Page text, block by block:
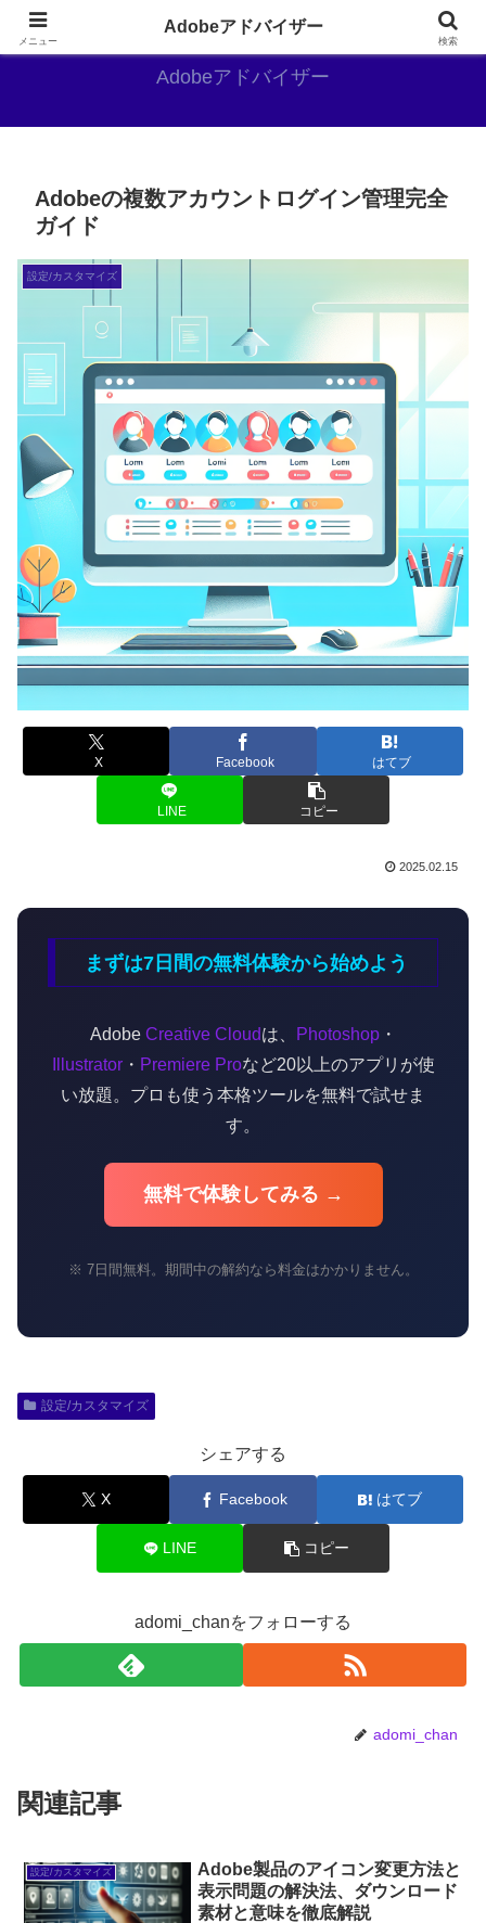
Adobe好きのAdobe推しブログ
Adobeアドバイザー
Adobeの複数アカウントログイン管理完全
ガイド
設定/カスタマイズ
X Facebook はてブ
LINE コピー
2025.02.15
まずは7日間の無料体験から始めよう
Adobe Creative Cloudは、 Photoshop・
Illustrator・ Premiere Proなど20以上のアプリが使
い放題。プロも使う本格ツールを無料で試せま
す。
無料で体験してみる →
※ 7日間無料。期間中の解約なら料金はかかりません。
設定/カスタマイズ
シェアする
X Facebook はてブ
LINE コピー
adomi_chanをフォローする
adomi_chan
関連記事
設定/カスタマイズ
Adobe製品のアイコン変更方法と
表示問題の解決法、ダウンロード
素材と意味を徹底解説
メニュー
Adobeアドバイザー
検索